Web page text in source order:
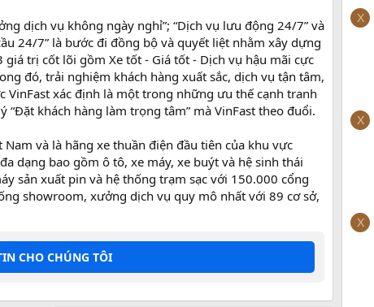
dịch vụ không ngày nghỉ”; “Dịch vụ lưu động 24/7” và
24/7” là bước đi đồng bộ và quyết liệt nhằm xây dựng
trị cốt lõi gồm Xe tốt - Giá tốt - Dịch vụ hậu mãi cực
đó, trải nghiệm khách hàng xuất sắc, dịch vụ tận tâm,
xác định là một trong những ưu thế cạnh tranh
khách hàng làm trọng tâm” mà VinFast theo đuổi.
và là hãng xe thuần điện đầu tiên của khu vực
dạng bao gồm ô tô, xe máy, xe buýt và hệ sinh thái
sản xuất pin và hệ thống trạm sạc với 150.000 cổng
showroom, xưởng dịch vụ quy mô nhất với 89 cơ sở,
CHO CHÚNG TÔI
X
X
X